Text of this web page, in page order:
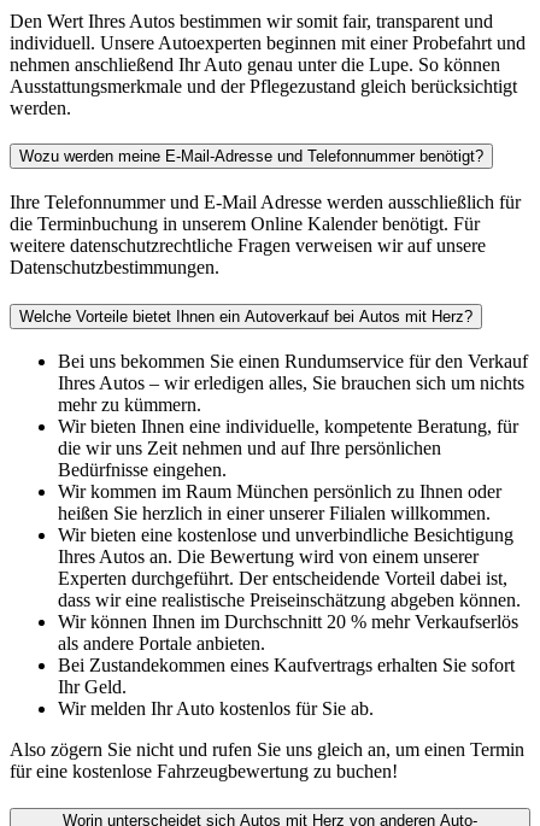
Den Wert Ihres Autos bestimmen wir somit fair, transparent und
individuell. Unsere Autoexperten beginnen mit einer Probefahrt und
nehmen anschließend Ihr Auto genau unter die Lupe. So können
Ausstattungsmerkmale und der Pflegezustand gleich berücksichtigt
werden.
Wozu werden meine E-Mail-Adresse und Telefonnummer benötigt?
Ihre Telefonnummer und E-Mail Adresse werden ausschließlich für
die Terminbuchung in unserem Online Kalender benötigt. Für
weitere datenschutzrechtliche Fragen verweisen wir auf unsere
Datenschutzbestimmungen.
Welche Vorteile bietet Ihnen ein Autoverkauf bei Autos mit Herz?
Bei uns bekommen Sie einen Rundumservice für den Verkauf
Ihres Autos – wir erledigen alles, Sie brauchen sich um nichts
mehr zu kümmern.
Wir bieten Ihnen eine individuelle, kompetente Beratung, für
die wir uns Zeit nehmen und auf Ihre persönlichen
Bedürfnisse eingehen.
Wir kommen im Raum München persönlich zu Ihnen oder
heißen Sie herzlich in einer unserer Filialen willkommen.
Wir bieten eine kostenlose und unverbindliche Besichtigung
Ihres Autos an. Die Bewertung wird von einem unserer
Experten durchgeführt. Der entscheidende Vorteil dabei ist,
dass wir eine realistische Preiseinschätzung abgeben können.
Wir können Ihnen im Durchschnitt 20 % mehr Verkaufserlös
als andere Portale anbieten.
Bei Zustandekommen eines Kaufvertrags erhalten Sie sofort
Ihr Geld.
Wir melden Ihr Auto kostenlos für Sie ab.
Also zögern Sie nicht und rufen Sie uns gleich an, um einen Termin
für eine kostenlose Fahrzeugbewertung zu buchen!
Worin unterscheidet sich Autos mit Herz von anderen Auto-